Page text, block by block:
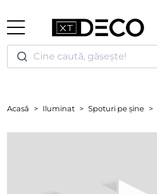
Cine caută, găsește!
Acasă Iluminat Spoturi pe șine